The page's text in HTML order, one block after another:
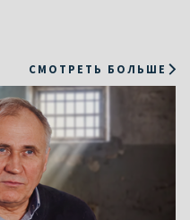
СМОТРЕТЬ БОЛЬШЕ